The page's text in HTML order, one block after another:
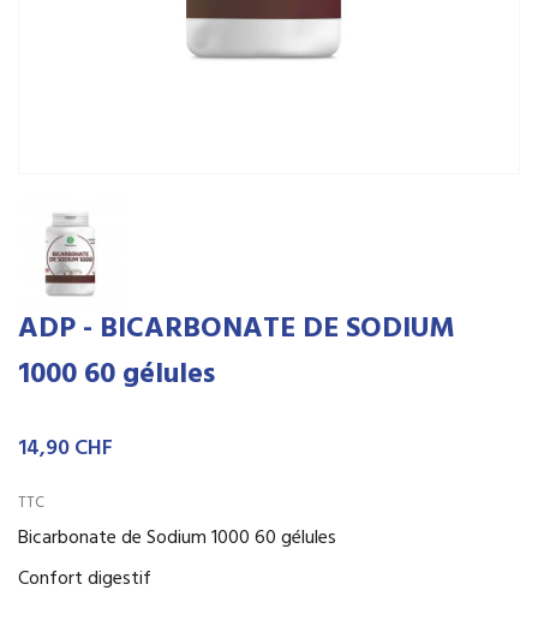
ADP - BICARBONATE DE SODIUM
1000 60 gélules
14,90 CHF
TTC
Bicarbonate de Sodium 1000 60 gélules
Confort digestif